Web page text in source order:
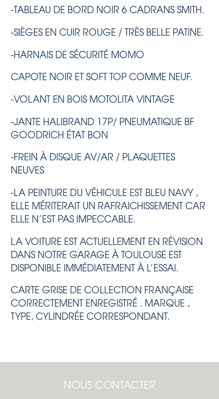
-TABLEAU DE BORD NOIR 6 CADRANS SMITH.
-SIÈGES EN CUIR ROUGE / TRÈS BELLE PATINE.
-HARNAIS DE SÉCURITÉ MOMO
CAPOTE NOIR ET SOFT TOP COMME NEUF.
-VOLANT EN BOIS MOTOLITA VINTAGE
-JANTE HALIBRAND 17P/ PNEUMATIQUE BF
GOODRICH ÉTAT BON
-FREIN À DISQUE AV/AR / PLAQUETTES
NEUVES
-LA PEINTURE DU VÉHICULE EST BLEU NAVY ,
ELLE MÉRITERAIT UN RAFRAICHISSEMENT CAR
ELLE N’EST PAS IMPECCABLE.
LA VOITURE EST ACTUELLEMENT EN RÉVISION
DANS NOTRE GARAGE À TOULOUSE EST
DISPONIBLE IMMÉDIATEMENT À L’ESSAI.
CARTE GRISE DE COLLECTION FRANÇAISE
CORRECTEMENT ENREGISTRÉ . MARQUE ,
TYPE, CYLINDRÉE CORRESPONDANT.
NOUS CONTACTER